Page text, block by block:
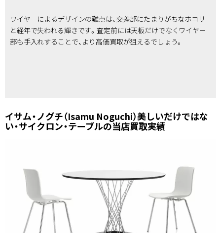
ワイヤーによるデザインの難点は、交差部にたまりがちなホコリ
と経年で失われる輝きです。査定前には天板だけでなくワイヤー
部も手入れすることで、より高価買取が狙えるでしょう。
イサム・ノグチ（Isamu Noguchi）美しいだけではな
い・サイクロン・テーブルの当店買取実績